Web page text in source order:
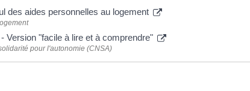
des aides personnelles au logement
Version "facile à lire et à comprendre"
pour l'autonomie (CNSA)